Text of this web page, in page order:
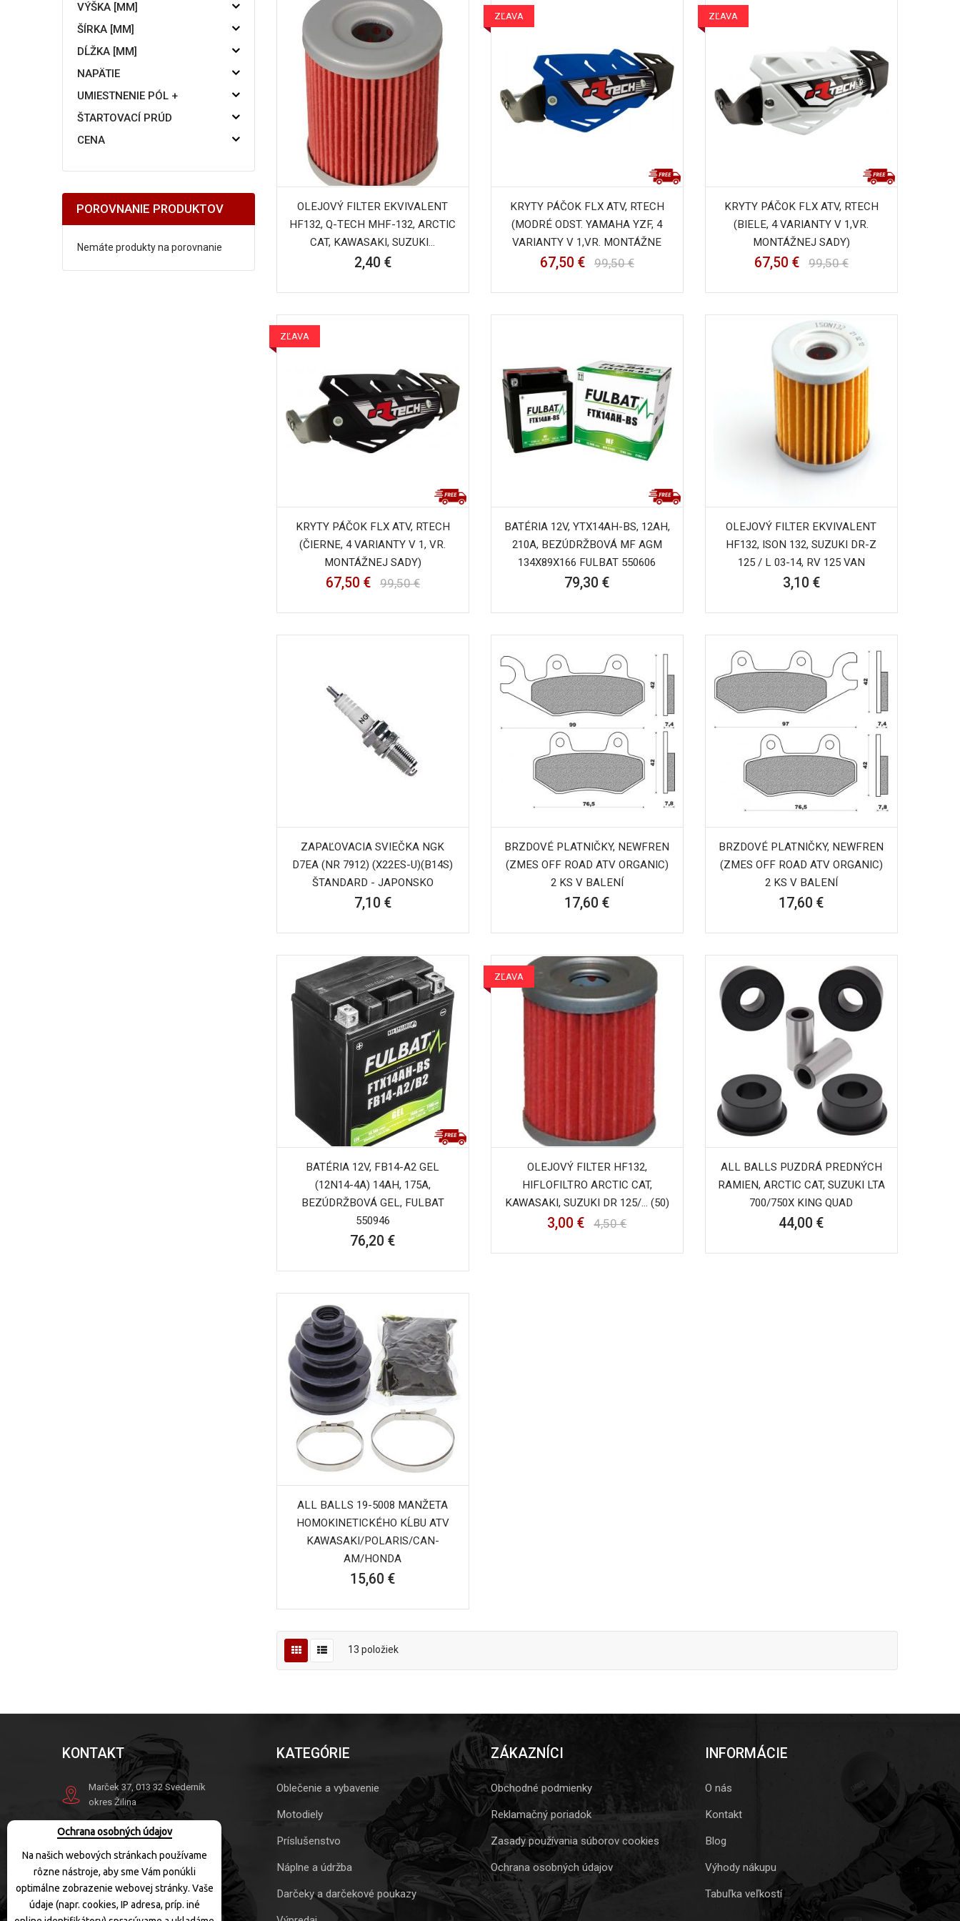
Ochrana osobných údajov
Na našich webových stránkach používame
rôzne nástroje, aby sme Vám ponúkli
optimálne zobrazenie webovej stránky. Vaše
údaje (napr. cookies, IP adresa, príp. iné
OLEJOVÝ FILTER EKVIVALENT
HF132, Q-TECH MHF-132, ARCTIC
CAT, KAWASAKI, SUZUKI...
2,40 €
ZĽAVA
KRYTY PÁČOK FLX ATV, RTECH
(MODRÉ ODST. YAMAHA YZF, 4
VARIANTY V 1,VR. MONTÁŽNE
67,50 € 99,50 €
ZĽAVA
KRYTY PÁČOK FLX ATV, RTECH
(BIELE, 4 VARIANTY V 1,VR.
MONTÁŽNEJ SADY)
67,50 € 99,50 €
ZĽAVA
KRYTY PÁČOK FLX ATV, RTECH
(ČIERNE, 4 VARIANTY V 1, VR.
MONTÁŽNEJ SADY)
67,50 € 99,50 €
BATÉRIA 12V, YTX14AH-BS, 12AH,
210A, BEZÚDRŽBOVÁ MF AGM
134X89X166 FULBAT 550606
79,30 €
OLEJOVÝ FILTER EKVIVALENT
HF132, ISON 132, SUZUKI DR-Z
125 / L 03-14, RV 125 VAN
3,10 €
ZAPAĽOVACIA SVIEČKA NGK
D7EA (NR 7912) (X22ES-U)(B14S)
ŠTANDARD - JAPONSKO
7,10 €
BRZDOVÉ PLATNIČKY, NEWFREN
(ZMES OFF ROAD ATV ORGANIC)
2 KS V BALENÍ
17,60 €
BRZDOVÉ PLATNIČKY, NEWFREN
(ZMES OFF ROAD ATV ORGANIC)
2 KS V BALENÍ
17,60 €
BATÉRIA 12V, FB14-A2 GEL
(12N14-4A) 14AH, 175A,
BEZÚDRŽBOVÁ GEL, FULBAT
550946
76,20 €
ZĽAVA
OLEJOVÝ FILTER HF132,
HIFLOFILTRO ARCTIC CAT,
KAWASAKI, SUZUKI DR 125/... (50)
3,00 € 4,50 €
ALL BALLS PUZDRÁ PREDNÝCH
RAMIEN, ARCTIC CAT, SUZUKI LTA
700/750X KING QUAD
44,00 €
ALL BALLS 19-5008 MANŽETA
HOMOKINETICKÉHO KĹBU ATV
KAWASAKI/POLARIS/CAN-
AM/HONDA
15,60 €
13 položiek
VÝŠKA [MM]
ŠÍRKA [MM]
DĹŽKA [MM]
NAPÄTIE
UMIESTNENIE PÓL +
ŠTARTOVACÍ PRÚD
CENA
POROVNANIE PRODUKTOV
Nemáte produkty na porovnanie
KONTAKT
Marček 37, 013 32 Svederník
okres Žilina
+421 41 563 10 41
Mob.
+421 905 863 049
info@motoquad.sk
Otváracie hodiny:
PO-PIA:
10:00-17:30
KATEGÓRIE
Oblečenie a vybavenie
Motodiely
Príslušenstvo
Náplne a údržba
Darčeky a darčekové poukazy
ZÁKAZNÍCI
Obchodné podmienky
Reklamačný poriadok
Zasady používania súborov cookies
Ochrana osobných údajov
INFORMÁCIE
O nás
Kontakt
Blog
Výhody nákupu
Tabuľka veľkostí